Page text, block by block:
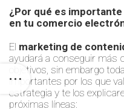
¿Por qué es
en tu comercio
El marketing de
ayudará a conseguir más
objetivos, sin embargo
importantes por los que
estrategia y te los
próximas líneas: